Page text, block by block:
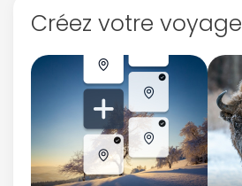
Créez votre voyage